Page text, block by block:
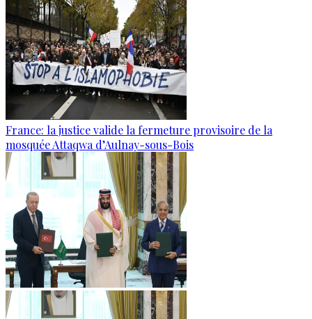
France: la justice valide la fermeture provisoire de la
mosquée Attaqwa d’Aulnay-sous-Bois